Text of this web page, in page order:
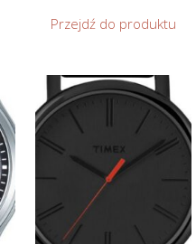
Przejdź do produktu